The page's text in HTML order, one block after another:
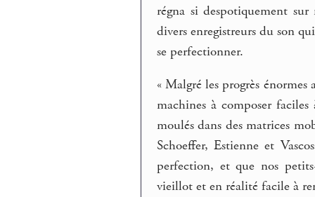
régna si despotiquement
divers enregistreurs du son
se perfectionner.
« Malgré les progrès énormes
machines à composer
moulés dans des matrices
Schoeffer, Estienne et
perfection, et que nos
vieillot et en réalité facile à